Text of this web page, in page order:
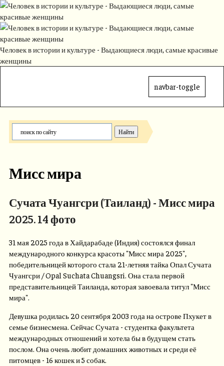
Человек в истории и культуре - Выдающиеся люди, самые красивые
женщины
navbar-toggle
Мисс мира
Сучата Чуангсри (Таиланд) - Мисс мира
2025. 14 фото
31 мая 2025 года в Хайдарабаде (Индия) состоялся финал
международного конкурса красоты "Мисс мира 2025",
победительницей которого стала 21-летняя тайка Опал Сучата
Чуангсри / Opal Suchata Chuangsri. Она стала первой
представительницей Таиланда, которая завоевала титул "Мисс
мира".
Девушка родилась 20 сентября 2003 года на острове Пхукет в
семье бизнесмена. Сейчас Сучата - студентка факультета
международных отношений и хотела бы в будущем стать
послом. Она очень любит домашних животных и среди её
питомцев - 16 кошек и 5 собак.